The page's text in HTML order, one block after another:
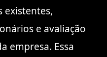
existentes,
e avaliação
empresa. Essa